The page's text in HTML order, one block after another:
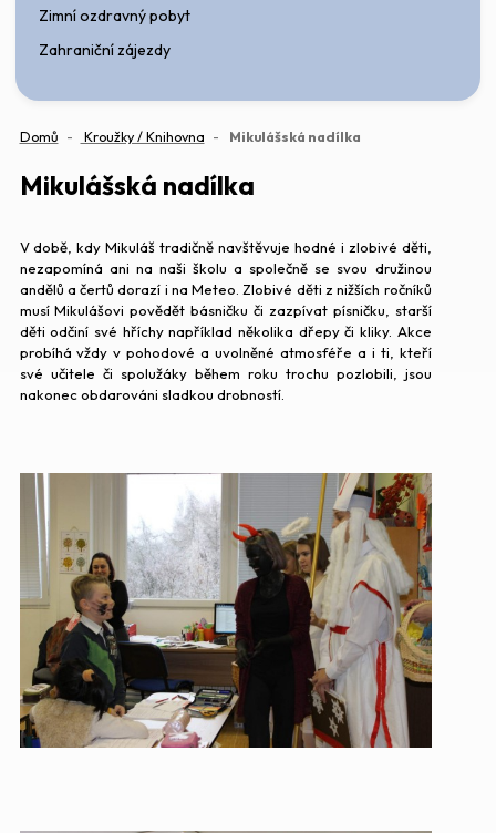
Zimní ozdravný pobyt
Zahraniční zájezdy
Domů Kroužky / Knihovna Mikulášská nadílka(aktuální)
Mikulášská nadílka
V době, kdy Mikuláš tradičně navštěvuje hodné i zlobivé děti,
nezapomíná ani na naši školu a společně se svou družinou
andělů a čertů dorazí i na Meteo. Zlobivé děti z nižších ročníků
musí Mikulášovi povědět básničku či zazpívat písničku, starší
děti odčiní své hříchy například několika dřepy či kliky. Akce
probíhá vždy v pohodové a uvolněné atmosféře a i ti, kteří
své učitele či spolužáky během roku trochu pozlobili, jsou
nakonec obdarováni sladkou drobností.